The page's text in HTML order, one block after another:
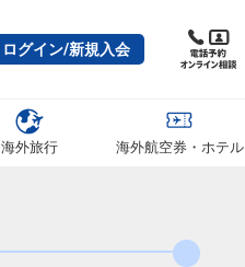
ログイン/新規入会
海外旅行 海外航空券・ホテル